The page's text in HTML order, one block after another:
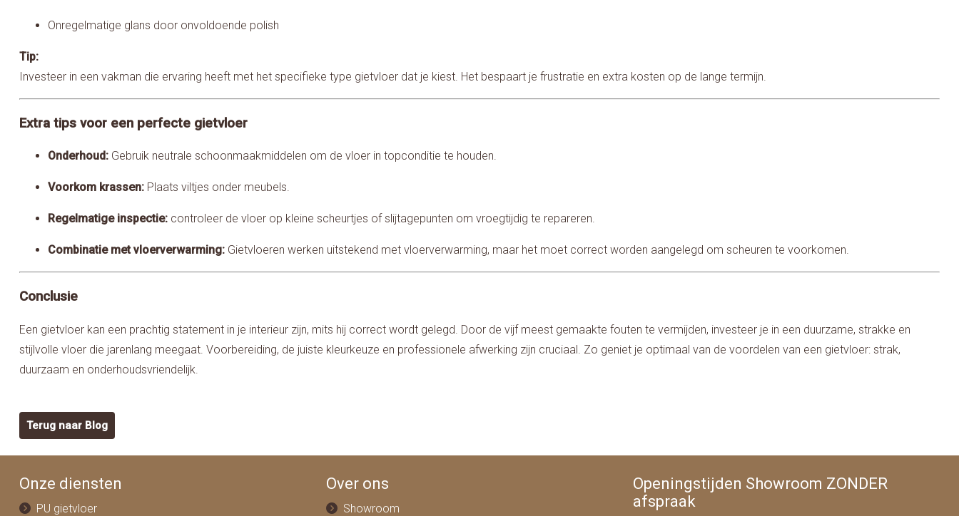
Onregelmatige glans door onvoldoende polish
Tip:
Investeer in een vakman die ervaring heeft met het specifieke type gietvloer dat je kiest. Het bespaart je frustratie en extra kosten op de lange termijn.
Extra tips voor een perfecte gietvloer
Onderhoud:Gebruik neutrale schoonmaakmiddelen om de vloer in topconditie te houden.
Voorkom krassen:Plaats viltjes onder meubels.
Regelmatige inspectie:controleer de vloer op kleine scheurtjes of slijtagepunten om vroegtijdig te repareren.
Combinatie met vloerverwarming:Gietvloeren werken uitstekend met vloerverwarming, maar het moet correct worden aangelegd om scheuren te voorkomen.
Conclusie
Een gietvloer kan een prachtig statement in je interieur zijn, mits hij correct wordt gelegd. Door de vijf meest gemaakte fouten te vermijden, investeer je in een duurzame, strakke en
stijlvolle vloer die jarenlang meegaat. Voorbereiding, de juiste kleurkeuze en professionele afwerking zijn cruciaal. Zo geniet je optimaal van de voordelen van een gietvloer: strak,
duurzaam en onderhoudsvriendelijk.
Terug naar Blog
Onze diensten
PU gietvloer
Over ons
Showroom
Openingstijden Showroom ZONDER
afspraak